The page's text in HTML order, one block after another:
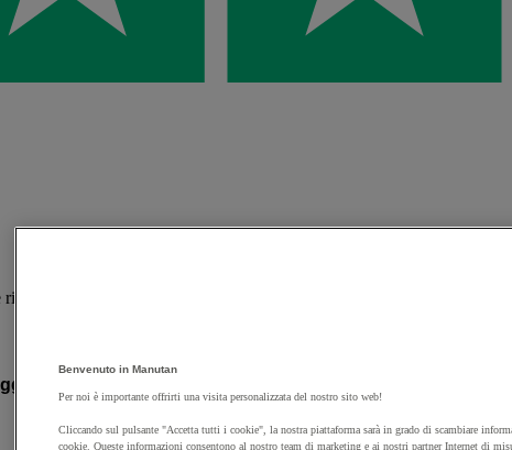
al tuo carrello un prodotto:
Benvenuto in Manutan
Per noi è importante offrirti una visita personalizzata del nostro sito web!
Cliccando sul pulsante "Accetta tutti i cookie", la nostra piattaforma sarà in grado di scambiare
cookie. Queste informazioni consentono al nostro team di marketing e ai nostri partner Internet di